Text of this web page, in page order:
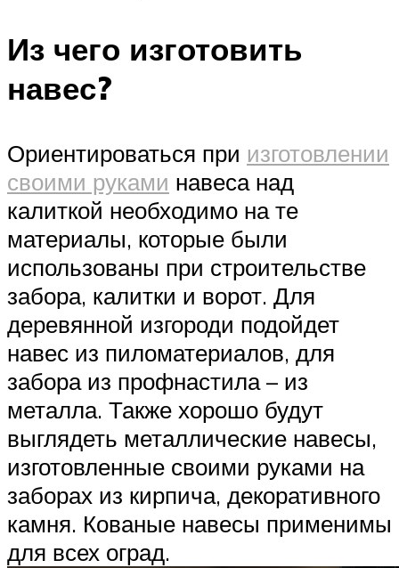
Из чего изготовить
навес?
Ориентироваться при изготовлении
своими руками навеса над
калиткой необходимо на те
материалы, которые были
использованы при строительстве
забора, калитки и ворот. Для
деревянной изгороди подойдет
навес из пиломатериалов, для
забора из профнастила – из
металла. Также хорошо будут
выглядеть металлические навесы,
изготовленные своими руками на
заборах из кирпича, декоративного
камня. Кованые навесы применимы
для всех оград.